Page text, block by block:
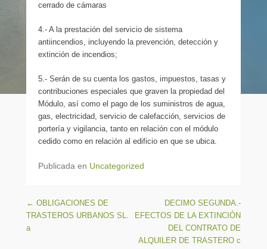
cerrado de cámaras
4.- A la prestación del servicio de sistema
antiincendios, incluyendo la prevención, detección y
extinción de incendios;
5.- Serán de su cuenta los gastos, impuestos, tasas y
contribuciones especiales que graven la propiedad del
Módulo, así como el pago de los suministros de agua,
gas, electricidad, servicio de calefacción, servicios de
portería y vigilancia, tanto en relación con el módulo
cedido como en relación al edificio en que se ubica.
Publicada en Uncategorized
Navegación de entradas
← OBLIGACIONES DE
TRASTEROS URBANOS SL.
a
DECIMO SEGUNDA.-
EFECTOS DE LA EXTINCIÓN
DEL CONTRATO DE
ALQUILER DE TRASTERO c